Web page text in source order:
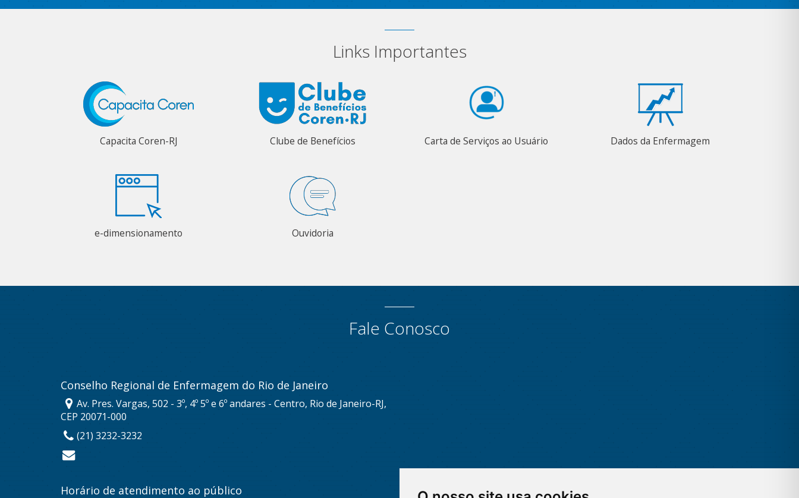
Links Importantes
Capacita Coren-RJ Clube de Benefícios Carta de Serviços ao Usuário Dados da Enfermagem
e-dimensionamento Ouvidoria
Fale Conosco
Conselho Regional de Enfermagem do Rio de Janeiro
Av. Pres. Vargas, 502 - 3º, 4º 5º e 6º andares - Centro, Rio de Janeiro-RJ,
CEP 20071-000
(21) 3232-3232
Horário de atendimento ao público